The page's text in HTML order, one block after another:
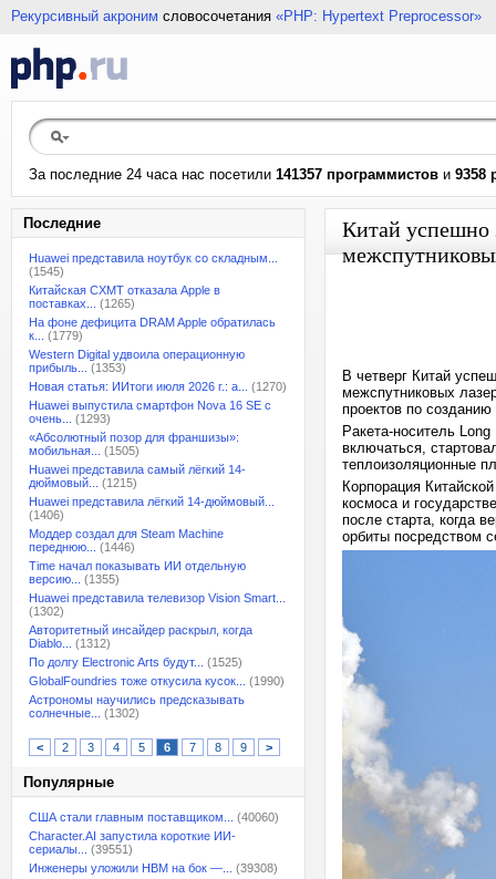
Рекурсивный акроним словосочетания «PHP: Hypertext Preprocessor»
За последние 24 часа нас посетили 141357 программистов и 9358
Последние
Huawei представила ноутбук со складным...
(1545)
Китайская CXMT отказала Apple в
поставках...
(1265)
На фоне дефицита DRAM Apple обратилась
к...
(1779)
Western Digital удвоила операционную
прибыль...
(1353)
Новая статья: ИИтоги июля 2026 г.: а...
(1270)
Huawei выпустила смартфон Nova 16 SE с
очень...
(1293)
«Абсолютный позор для франшизы»:
мобильная...
(1505)
Huawei представила самый лёгкий 14-
дюймовый...
(1215)
Huawei представила лёгкий 14-дюймовый...
(1406)
Моддер создал для Steam Machine
переднюю...
(1446)
Time начал показывать ИИ отдельную
версию...
(1355)
Huawei представила телевизор Vision Smart...
(1302)
Авторитетный инсайдер раскрыл, когда
Diablo...
(1312)
По долгу Electronic Arts будут...
(1525)
GlobalFoundries тоже откусила кусок...
(1990)
Астрономы научились предсказывать
солнечные...
(1302)
< 2 3 4 5 6 7 8 9 >
Популярные
США стали главным поставщиком...
(40060)
Character.AI запустила короткие ИИ-
сериалы...
(39551)
Инженеры уложили HBM на бок —...
(39308)
Китай успешно
В четверг Китай
межспутниковых
проектов по
Ракета-носитель
включаться,
теплоизоляционные
Корпорация
космоса и
после старта, когда
орбиты посредством